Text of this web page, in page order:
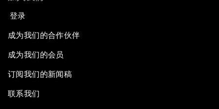
登录
成为我们的合作伙伴
成为我们的会员
订阅我们的新闻稿
联系我们